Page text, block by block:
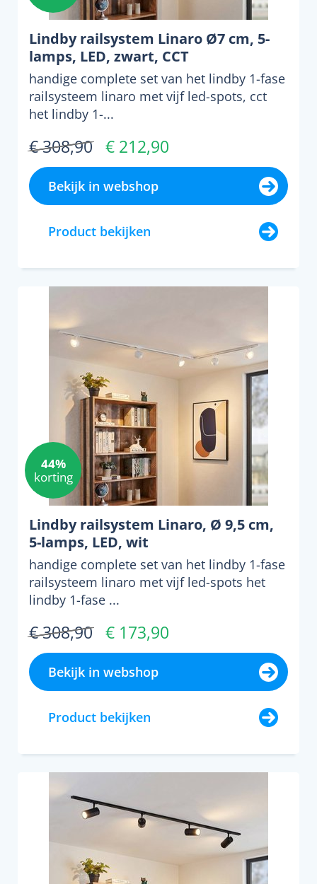
Lindby railsystem Linaro Ø7 cm, 5-
lamps, LED, zwart, CCT
handige complete set van het lindby 1-fase
railsysteem linaro met vijf led-spots, cct
het lindby 1-...
€ 308,90 € 212,90
Bekijk in webshop
Product bekijken
44%
korting
Lindby railsystem Linaro, Ø 9,5 cm,
5-lamps, LED, wit
handige complete set van het lindby 1-fase
railsysteem linaro met vijf led-spots het
lindby 1-fase ...
€ 308,90 € 173,90
Bekijk in webshop
Product bekijken